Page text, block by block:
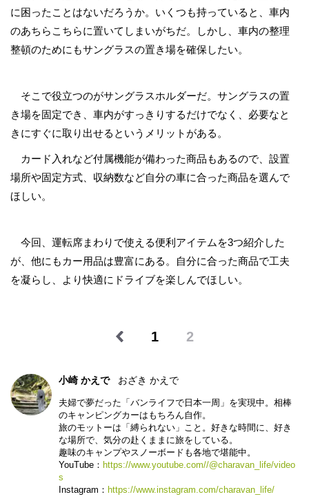
に困ったことはないだろうか。いくつも持っていると、車内
のあちらこちらに置いてしまいがちだ。しかし、車内の整理
整頓のためにもサングラスの置き場を確保したい。
そこで役立つのがサングラスホルダーだ。サングラスの置
き場を固定でき、車内がすっきりするだけでなく、必要なと
きにすぐに取り出せるというメリットがある。
カード入れなど付属機能が備わった商品もあるので、設置
場所や固定方式、収納数など自分の車に合った商品を選んで
ほしい。
今回、運転席まわりで使える便利アイテムを3つ紹介した
が、他にもカー用品は豊富にある。自分に合った商品で工夫
を凝らし、より快適にドライブを楽しんでほしい。
1 2
小崎 かえで おざき かえで
夫婦で夢だった「バンライフで日本一周」を実現中。相棒
のキャンピングカーはもちろん自作。
旅のモットーは「縛られない」こと。好きな時間に、好き
な場所で、気分の赴くままに旅をしている。
趣味のキャンプやスノーボードも各地で堪能中。
YouTube： https://www.youtube.com//@charavan_life/video
s
Instagram： https://www.instagram.com/charavan_life/